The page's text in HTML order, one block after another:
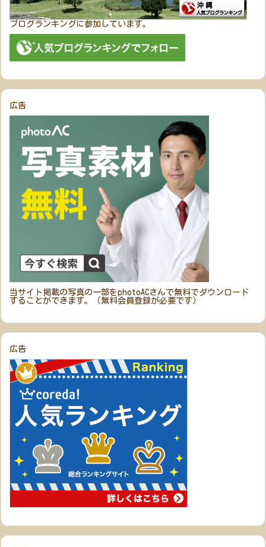
ブログランキングに参加しています。
広告
当サイト掲載の写真の一部をphotoACさんで無料でダウンロード
することができます。（無料会員登録が必要です）
広告